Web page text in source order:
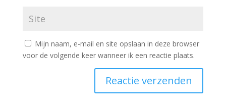
Mijn naam, e-mail en site opslaan in deze browser
voor de volgende keer wanneer ik een reactie plaats.